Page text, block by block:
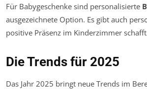
Für Babygeschenke sind personalisierte
ausgezeichnete Option. Es gibt auch
positive Präsenz im Kinderzimmer
Die Trends für 2025
Das Jahr 2025 bringt neue Trends im